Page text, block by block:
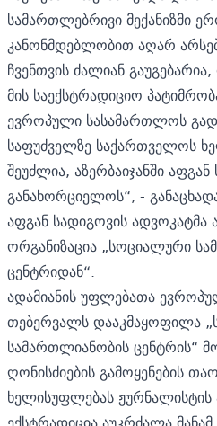
სამართლებრივი მექანიზმი
კანონმდებლობით აღარ
ჩვენთვის ძალიან
მის საექსტრადიციო
ევროპული სასამართლოს
საფუძველზე საქართველოს
შეუძლია, აზერბაიჯანში
განახორციელოს“, -
აფგან სადიგოვის
ორგანიზაცია „სოციალური
ცენტრიდან“.
ადამიანის უფლებათა
თებერვალს დააკმაყოფილა
სამართლიანობის ცენტრის“
ღონისძიების გამოყენების
ხელისუფლებას ჟურნალისტის